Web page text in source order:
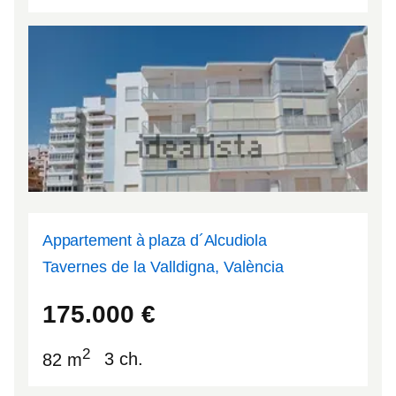
Appartement à plaza d´Alcudiola
Tavernes de la Valldigna, València
175.000 €
82 m2 3 ch.